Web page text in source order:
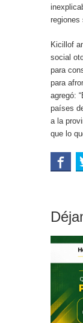
regiones
Kicillof
social
para
para
agregó:
países
a la
que lo